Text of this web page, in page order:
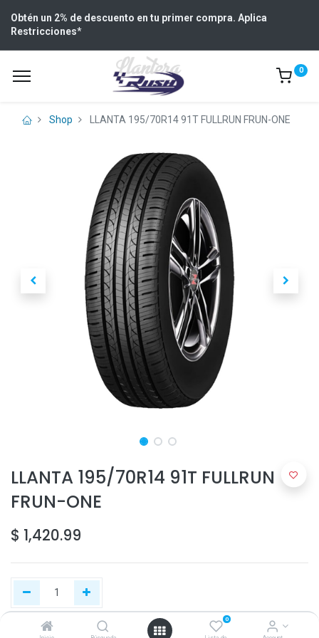
0
Obtén un 2% de descuento en tu primer compra. Aplica
Restricciones*
0
Shop LLANTA 195/70R14 91T FULLRUN FRUN-ONE
LLANTA 195/70R14 91T FULLRUN
FRUN-ONE
$ 1,420.99